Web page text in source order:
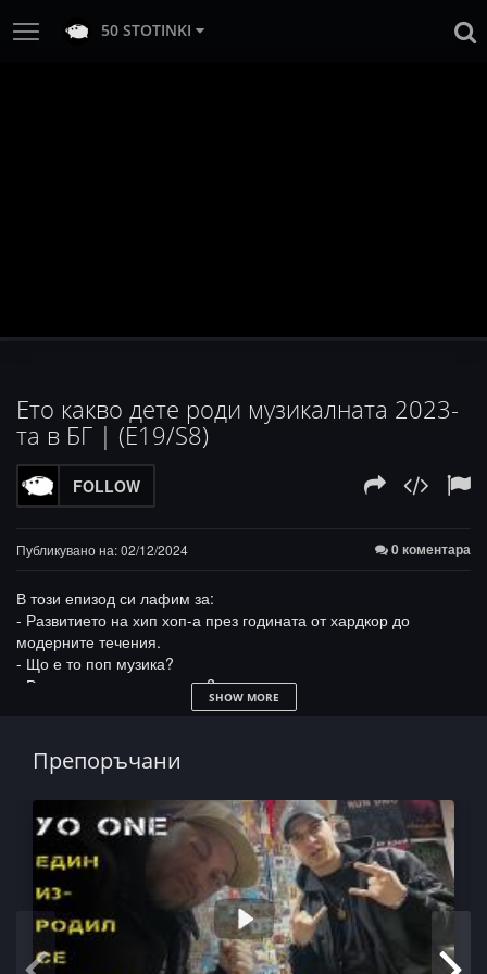
50 STOTINKI
Ето какво дете роди музикалната 2023-
та в БГ | (E19/S8)
FOLLOW
Публикувано на: 02/12/2024 0 коментара
В този епизод си лафим за:
- Развитието на хип хоп-а през годината от хардкор до
модерните течения.
- Що е то поп музика?
- Растат ли родните радиа?
- Важността на микроклимата в творческия кръг.
- Изкуството задава въпроси ... СЕГА!
бала, у-а (кой открадна нашите неща). Съвременните
проблеми, Йо!
- Дай да видим до колко Коки е следил музиката през 2023-та
- 15ТЕ НАЙ интересни песни за първите 100 дни от 2023-та
https://www.youtube.com/watch?v=f57nrNrMFF0
- в главните роли: СЕКТА / СПАЛНИ МЕСТА / ЖЛЪЧ /
ГРИГОВОР / ГЕНА / БОРО ПЪРВИ / PG x DRINK / DIM4OU /
HOMELESZ / SFONK / KEMERA / I.N.I. / NICKA / MOM4ETO /
SHOW MORE
Препоръчани